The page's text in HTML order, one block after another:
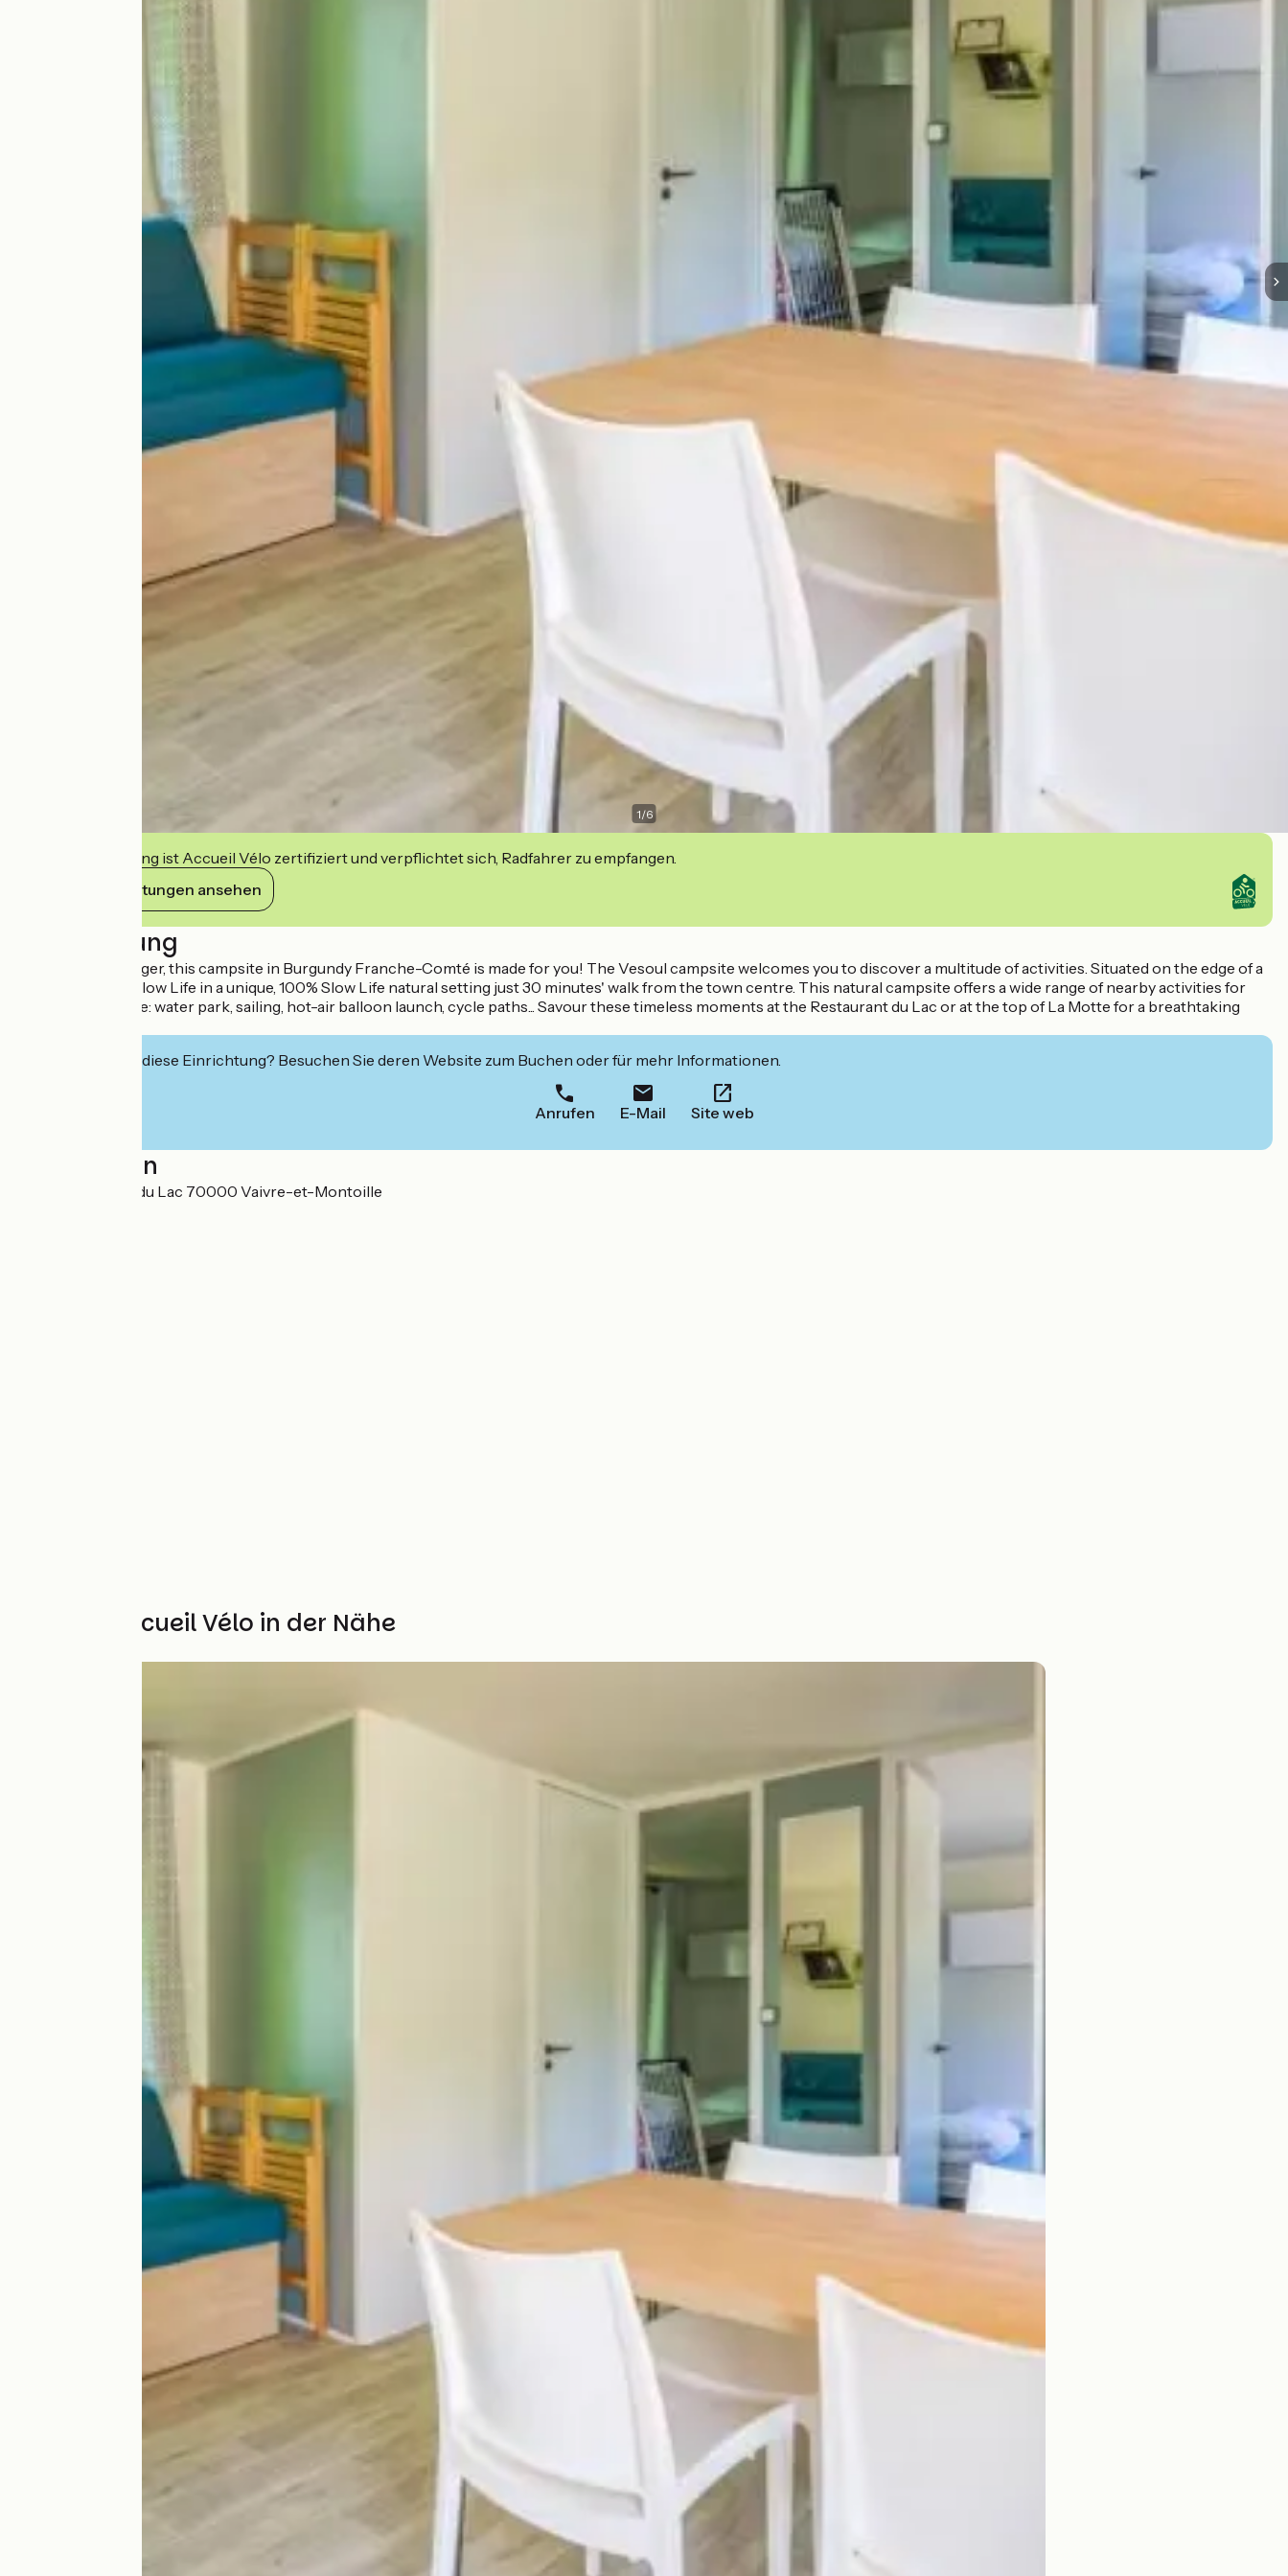
1/6
Diese Einrichtung ist Accueil Vélo zertifiziert und verpflichtet sich, Radfahrer zu empfangen.
Ihre Verpflichtungen ansehen
Beschreibung
Don't wait any longer, this campsite in Burgundy Franche-Comté is made for you! The Vesoul campsite welcomes you to discover a multitude of activities. Situated on the edge of a
lake, experience Slow Life in a unique, 100% Slow Life natural setting just 30 minutes' walk from the town centre. This natural campsite offers a wide range of nearby activities for
young and old alike: water park, sailing, hot-air balloon launch, cycle paths... Savour these timeless moments at the Restaurant du Lac or at the top of La Motte for a breathtaking
Interessiert Sie diese Einrichtung? Besuchen Sie deren Website zum Buchen oder für mehr Informationen.
Anrufen E-Mail Site web
Localisation
Avenue des rives du Lac 70000 Vaivre-et-Montoille
Weitere Accueil Vélo in der Nähe